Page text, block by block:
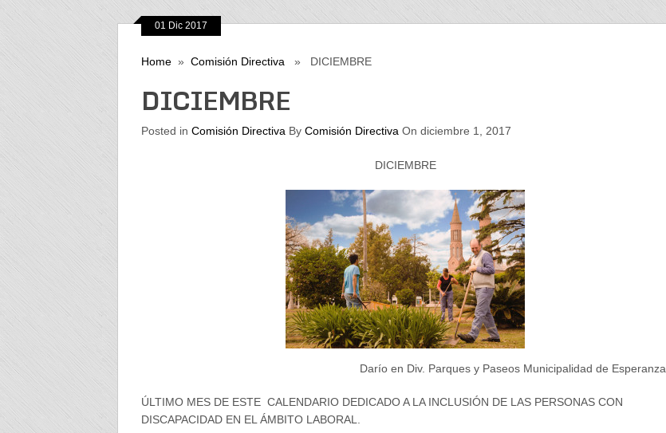
01 Dic 2017
Home» Comisión Directiva » DICIEMBRE
DICIEMBRE
Posted in Comisión Directiva By Comisión Directiva On diciembre 1, 2017
DICIEMBRE
Darío en Div. Parques y Paseos Municipalidad de Esperanza.
ÚLTIMO MES DE ESTE CALENDARIO DEDICADO A LA INCLUSIÓN DE LAS PERSONAS CON
DISCAPACIDAD EN EL ÁMBITO LABORAL.